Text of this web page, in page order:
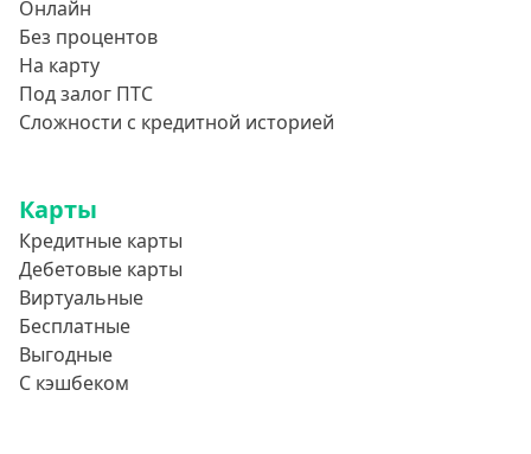
Онлайн
Без процентов
На карту
Под залог ПТС
Сложности с кредитной историей
Карты
Кредитные карты
Дебетовые карты
Виртуальные
Бесплатные
Выгодные
С кэшбеком